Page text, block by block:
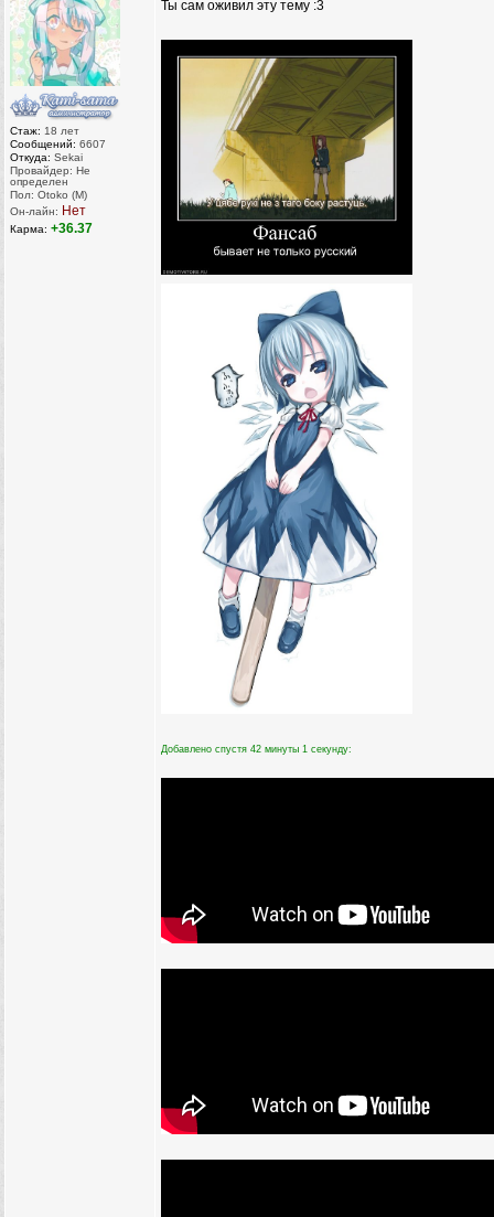
Стаж: 18 лет
Сообщений: 6607
Откуда: Sekai
Провайдер: Не
определен
Пол: Otoko (M)
Он-лайн: Нет
Карма: +36.37
Ты сам оживил эту тему :3
Добавлено спустя 42 минуты 1 секунду: